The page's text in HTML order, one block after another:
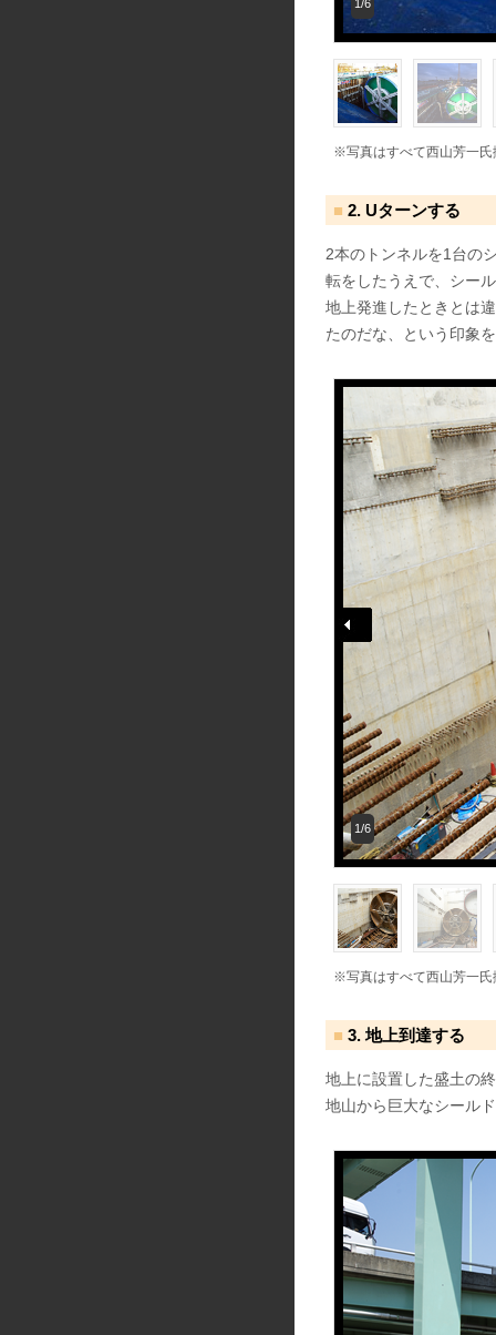
1/6
※写真はすべて西山芳一氏
2. Uターンする
2本のトンネルを1台の
転をしたうえで、シー
地上発進したときとは
たのだな、という印象
1/6
※写真はすべて西山芳一氏
3. 地上到達する
地上に設置した盛土の
地山から巨大なシール